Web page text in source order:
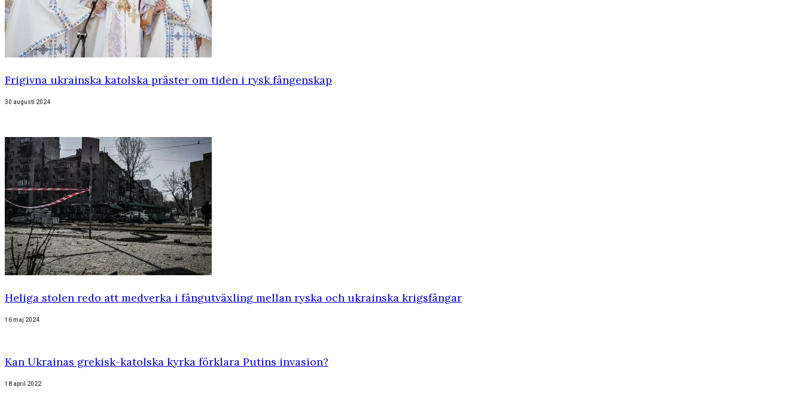
Frigivna ukrainska katolska präster om tiden i rysk fångenskap
30 augusti 2024
Heliga stolen redo att medverka i fångutväxling mellan ryska och ukrainska krigsfångar
16 maj 2024
Kan Ukrainas grekisk-katolska kyrka förklara Putins invasion?
18 april 2022